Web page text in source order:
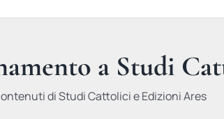
a Studi
di Studi Cattolici e Edizioni Ares